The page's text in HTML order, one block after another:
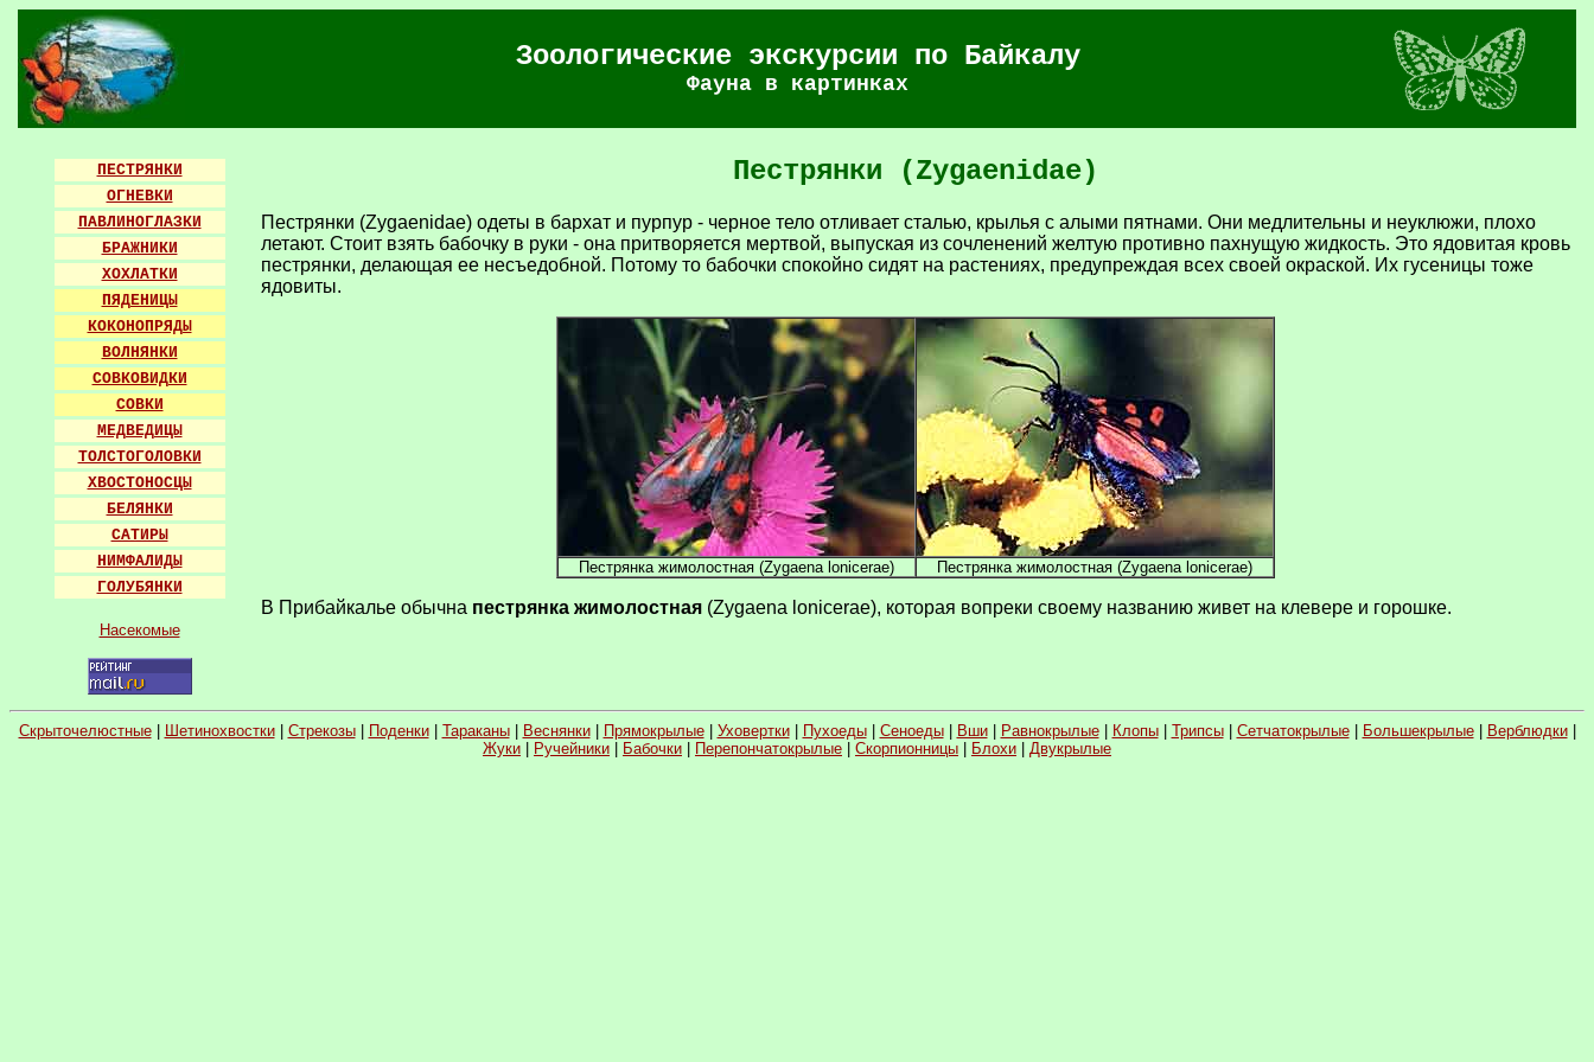
Зоологические экскурсии по Байкалу
Фауна в картинках
ПЕСТРЯНКИ
ОГНЕВКИ
ПАВЛИНОГЛАЗКИ
БРАЖНИКИ
ХОХЛАТКИ
ПЯДЕНИЦЫ
КОКОНОПРЯДЫ
ВОЛНЯНКИ
СОВКОВИДКИ
СОВКИ
МЕДВЕДИЦЫ
ТОЛСТОГОЛОВКИ
ХВОСТОНОСЦЫ
БЕЛЯНКИ
САТИРЫ
НИМФАЛИДЫ
ГОЛУБЯНКИ
Насекомые
Пeстрянки (Zygaenidae)
Пестрянки (Zygaenidae) одеты в бархат и пурпур - черное тело отливает сталью, крылья с алыми пятнами. Они медлительны и неуклюжи, плохо
летают. Стоит взять бабочку в руки - она притворяется мертвой, выпуская из сочленений желтую противно пахнущую жидкость. Это ядовитая кровь
пестрянки, делающая ее несъедобной. Потому то бабочки спокойно сидят на растениях, предупреждая всех своей окраской. Их гусеницы тоже
ядовиты.
Пестрянка жимолостная (Zygaena lonicerae) Пестрянка жимолостная (Zygaena lonicerae)
В Прибайкалье обычна пестрянка жимолостная (Zygaena lonicerae), которая вопреки своему названию живет на клевере и горошке.
Скрыточелюстные| Шетинохвостки| Стрекозы| Поденки| Тараканы| Веснянки| Прямокрылые| Уховертки| Пухоеды| Сеноеды| Вши| Равнокрылые| Клопы| Трипсы| Сетчатокрылые| Большекрылые| Верблюдки|
Жуки
Ручейники Бабочки Перепончатокрылые Скорпионницы Блохи Двукрылые